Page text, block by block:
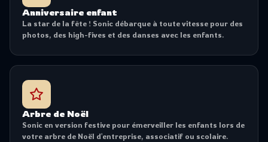
Anniversaire enfant
La star de la fête ! Sonic débarque à toute vitesse pour des
photos, des high-fives et des danses avec les enfants.
Arbre de Noël
Sonic en version festive pour émerveiller les enfants lors de
votre arbre de Noël d'entreprise, associatif ou scolaire.